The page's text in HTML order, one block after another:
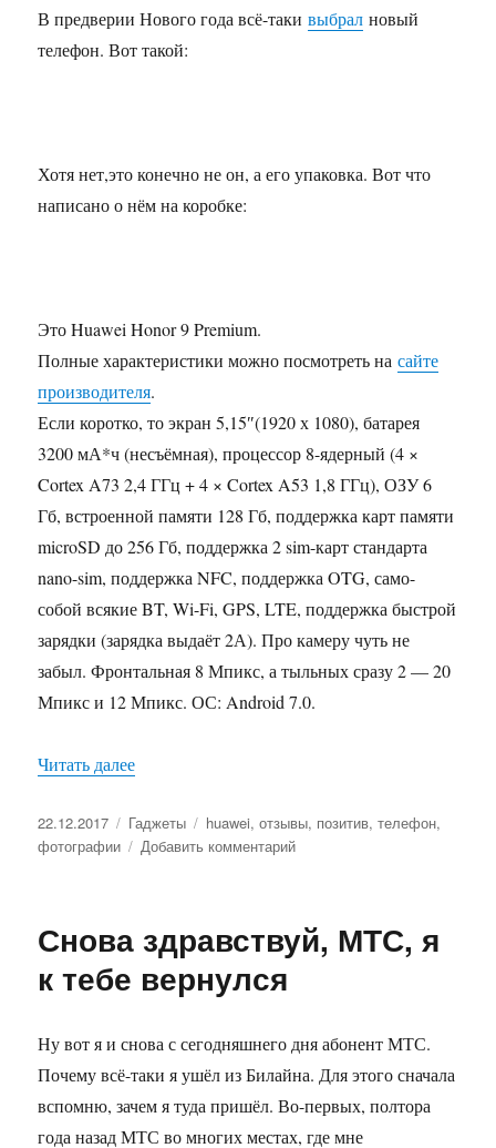
В предверии Нового года всё-такивыбрал новый
телефон. Вот такой:
Хотя нет,это конечно не он, а его упаковка. Вот что
написано о нём на коробке:
Это Huawei Honor 9 Premium.
Полные характеристики можно посмотреть насайте
производителя.
Если коротко, то экран 5,15″(1920 х 1080), батарея
3200 мА*ч (несъёмная), процессор 8-ядерный (4 ×
Cortex A73 2,4 ГГц + 4 × Cortex A53 1,8 ГГц), ОЗУ 6
Гб, встроенной памяти 128 Гб, поддержка карт памяти
microSD до 256 Гб, поддержка 2 sim-карт стандарта
nano-sim, поддержка NFC, поддержка OTG, само-
собой всякие BT, Wi-Fi, GPS, LTE, поддержка быстрой
зарядки (зарядка выдаёт 2А). Про камеру чуть не
забыл. Фронтальная 8 Мпикс, а тыльных сразу 2 — 20
Мпикс и 12 Мпикс. ОС: Android 7.0.
Читать далее
Опубликовано
22.12.2017 Рубрики
Гаджеты Метки
huawei,отзывы, позитив,телефон,
фотографии
Добавить комментарий
Снова здравствуй, МТС, я
к тебе вернулся
Ну вот я и снова с сегодняшнего дня абонент МТС.
Почему всё-таки я ушёл из Билайна. Для этого сначала
вспомню, зачем я туда пришёл. Во-первых, полтора
года назад МТС во многих местах, где мне